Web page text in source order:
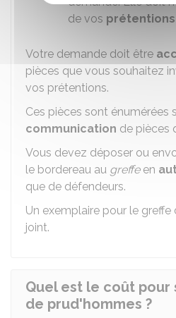
de vos prétentions
Votre demande doit être
pièces que vous souhaitez
vos prétentions.
Ces pièces sont énumérées
communication de pièces
Vous devez déposer ou
le bordereau au greffeen
que de défendeurs.
Un exemplaire pour le
joint.
Quel est le coût pour
de prud'hommes ?